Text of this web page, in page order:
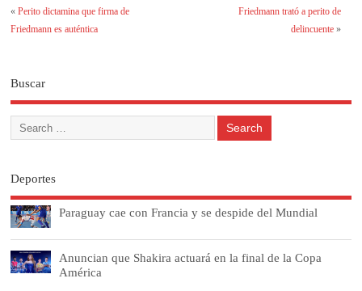
«Perito dictamina que firma de
Friedmann es auténtica
Friedmann trató a perito de
delincuente»
Buscar
Deportes
Paraguay cae con Francia y se despide del Mundial
Anuncian que Shakira actuará en la final de la Copa
América